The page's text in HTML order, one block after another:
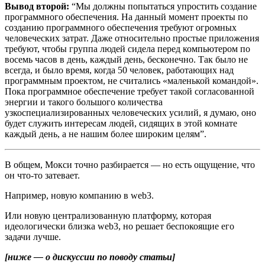
Вывод второй: “Мы должны попытаться упростить создание
программного обеспечения. На данный момент проекты по
созданию программного обеспечения требуют огромных
человеческих затрат. Даже относительно простые приложения
требуют, чтобы группа людей сидела перед компьютером по
восемь часов в день, каждый день, бесконечно. Так было не
всегда, и было время, когда 50 человек, работающих над
программным проектом, не считались «маленькой командой».
Пока программное обеспечение требует такой согласованной
энергии и такого большого количества
узкоспециализированных человеческих усилий, я думаю, оно
будет служить интересам людей, сидящих в этой комнате
каждый день, а не нашим более широким целям”.
В общем, Мокси точно разбирается — но есть ощущение, что
он что-то затевает.
Например, новую компанию в web3.
Или новую централизованную платформу, которая
идеологически близка web3, но решает беспокоящие его
задачи лучше.
[ниже — о дискуссии по поводу статьи]